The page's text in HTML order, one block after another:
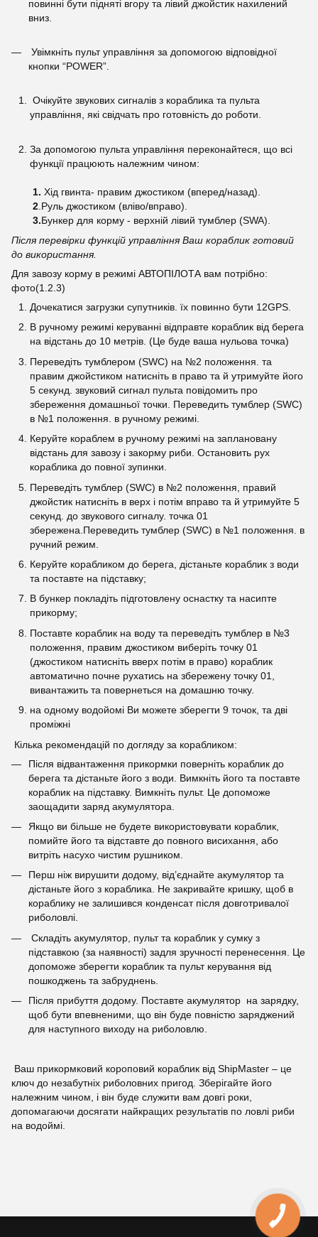
повинні бути підняті вгору та лівий джойстик нахилений
вниз.
Увімкніть пульт управління за допомогою відповідної
кнопки “POWER”.
Очікуйте звукових сигналів з кораблика та пульта
управління, які свідчать про готовність до роботи.
За допомогою пульта управління переконайтеся, що всі
функції працюють належним чином:
1. Хід гвинта- правим джостиком (вперед/назад).
2 .Руль джостиком (вліво/вправо).
3.Бункер для корму - верхній лівий тумблер (SWA).
Після перевірки функцій управління Ваш кораблик готовий
до використання.
Для завозу корму в режимі АВТОПІЛОТА вам потрібно:
фото(1.2.3)
Дочекатися загрузки супутників. їх повинно бути 12GPS.
В ручному режимі керуванні відправте кораблик від берега
на відстань до 10 метрів. (Це буде ваша нульова точка)
Переведіть тумблером (SWC) на №2 положення. та
правим джойстиком натисніть в право та й утримуйте його
5 секунд. звуковий сигнал пульта повідомить про
збереження домашньої точки. Переведить тумблер (SWC)
в №1 положення. в ручному режимі.
Керуйте кораблем в ручному режимі на заплановану
відстань для завозу і закорму риби. Остановить рух
кораблика до повної зупинки.
Переведіть тумблер (SWC) в №2 положення, правий
джойстик натисніть в верх і потім вправо та й утримуйте 5
секунд. до звукового сигналу. точка 01
збережена.Переведить тумблер (SWC) в №1 положення. в
ручний режим.
Керуйте корабликом до берега, дістаньте кораблик з води
та поставте на підставку;
В бункер покладіть підготовлену оснастку та насипте
прикорму;
Поставте кораблик на воду та переведіть тумблер в №3
положення, правим джостиком виберіть точку 01
(джостиком натисніть вверх потім в право) кораблик
автоматично почне рухатись на збережену точку 01,
вивантажить та повернеться на домашню точку.
на одному водойомі Ви можете зберегти 9 точок, та дві
проміжні
Кілька рекомендацій по догляду за корабликом:
Після відвантаження прикормки поверніть кораблик до
берега та дістаньте його з води. Вимкніть його та поставте
кораблик на підставку. Вимкніть пульт. Це допоможе
заощадити заряд акумулятора.
Якщо ви більше не будете використовувати кораблик,
помийте його та відставте до повного висихання, або
витріть насухо чистим рушником.
Перш ніж вирушити додому, від’єднайте акумулятор та
дістаньте його з кораблика. Не закривайте кришку, щоб в
кораблику не залишився конденсат після довготривалої
риболовлі.
Складіть акумулятор, пульт та кораблик у сумку з
підставкою (за наявності) задля зручності перенесення. Це
допоможе зберегти кораблик та пульт керування від
пошкоджень та забруднень.
Після прибуття додому. Поставте акумулятор на зарядку,
щоб бути впевненими, що він буде повністю заряджений
для наступного виходу на риболовлю.
Ваш прикормковий короповий кораблик від ShipMaster – це
ключ до незабутніх риболовних пригод. Зберігайте його
належним чином, і він буде служити вам довгі роки,
допомагаючи досягати найкращих результатів по ловлі риби
на водоймі.